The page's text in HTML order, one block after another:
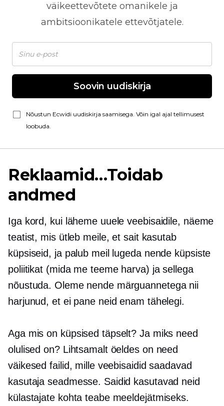
väikeettevõtete omanikele ja
ambitsioonikatele ettevõtjatele.
Soovin uudiskirja
Nõustun Ecwidi uudiskirja saamisega. Võin igal ajal tellimusest
loobuda.
Reklaamid…Toidab
andmed
Iga kord, kui läheme uuele veebisaidile, näeme
teatist, mis ütleb meile, et sait kasutab
küpsiseid, ja palub meil lugeda nende küpsiste
poliitikat (mida me teeme harva) ja sellega
nõustuda. Oleme nende märguannetega nii
harjunud, et ei pane neid enam tähelegi.
Aga mis on küpsised täpselt? Ja miks need
olulised on? Lihtsamalt öeldes on need
väikesed failid, mille veebisaidid saadavad
kasutaja seadmesse. Saidid kasutavad neid
külastajate kohta teabe meeldejätmiseks.